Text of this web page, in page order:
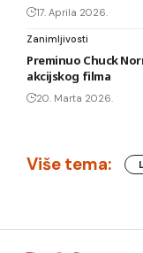
17. Aprila 2026.
Zanimljivosti
Preminuo Chuck
akcijskog filma
20. Marta 2026.
Više tema: